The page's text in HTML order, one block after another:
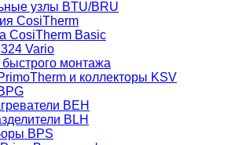
узлы BTU/BRU
CosiTherm
CosiTherm Basic
Vario
монтажа
и коллекторы KSV
BEH
BLH
BPS